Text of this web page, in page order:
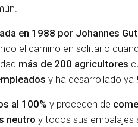
en 1988 por Johannes
el camino en solitario
más de 200 agricultores
y ha desarrollado ya
al 100% y proceden de
neutro y todos sus embalajes